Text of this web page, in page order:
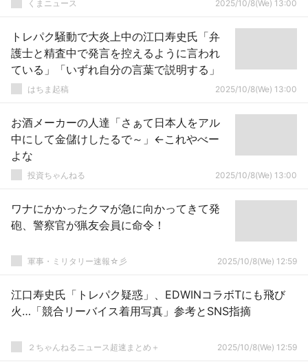
くまニュース 2025/10/8(We) 13:00
トレパク騒動で大炎上中の江口寿史氏「弁
護士と精査中で発言を控えるように言われ
ている」「いずれ自分の言葉で説明する」
はちま起稿 2025/10/8(We) 13:00
お酒メーカーの人達「さぁて日本人をアル
中にして金儲けしたるで～」←これやべー
よな
投資ちゃんねる 2025/10/8(We) 13:00
ワナにかかったクマが急に向かってきて発
砲、警察官が猟友会員に命令！
軍事・ミリタリー速報☆彡 2025/10/8(We) 12:59
江口寿史氏「トレパク疑惑」、EDWINコラボTにも飛び
火…「競合リーバイス着用写真」参考とSNS指摘
２ちゃんねるニュース超速まとめ＋ 2025/10/8(We) 12:59